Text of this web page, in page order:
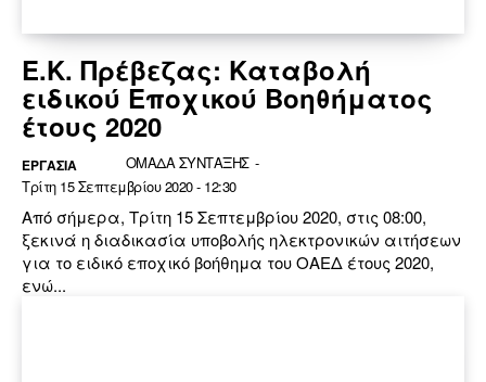
Ε.Κ. Πρέβεζας: Καταβολή
ειδικού Εποχικού Βοηθήματος
έτους 2020
ΕΡΓΑΣΙΑ ΟΜΑΔΑ ΣΥΝΤΑΞΗΣ -
Τρίτη 15 Σεπτεμβρίου 2020 - 12:30
Από σήμερα, Τρίτη 15 Σεπτεμβρίου 2020, στις 08:00,
ξεκινά η διαδικασία υποβολής ηλεκτρονικών αιτήσεων
για το ειδικό εποχικό βοήθημα του ΟΑΕΔ έτους 2020,
ενώ...